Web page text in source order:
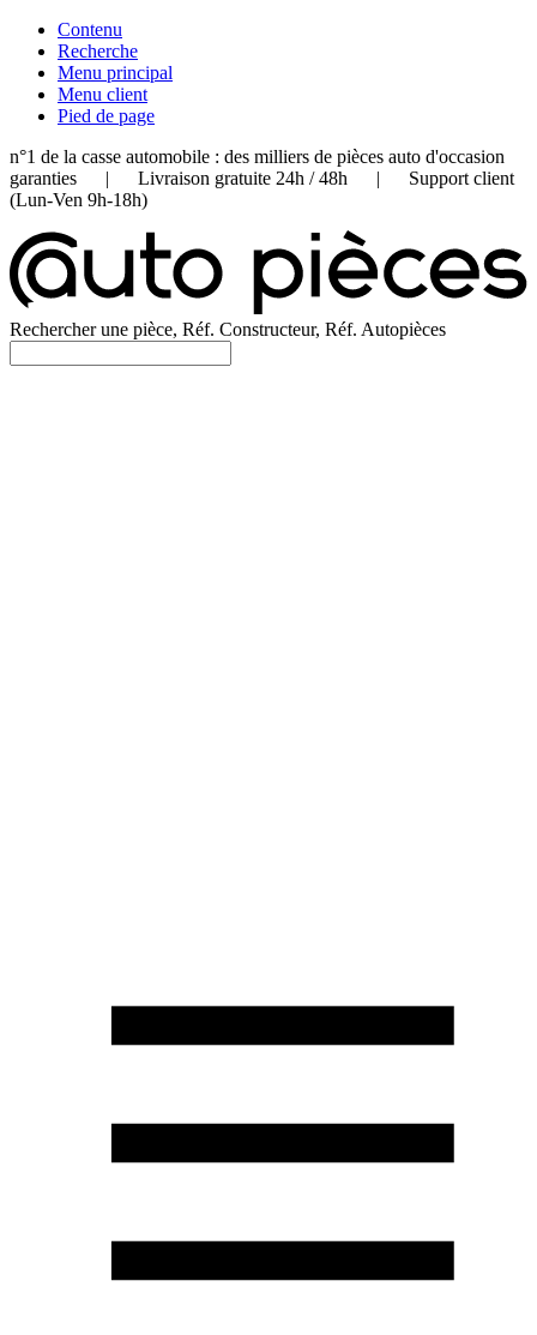
Contenu
Recherche
Menu principal
Menu client
Pied de page
n°1 de la casse automobile : des milliers de pièces auto d'occasion
garanties | Livraison gratuite 24h / 48h | Support client
(Lun-Ven 9h-18h)
Rechercher une pièce, Réf. Constructeur, Réf. Autopièces